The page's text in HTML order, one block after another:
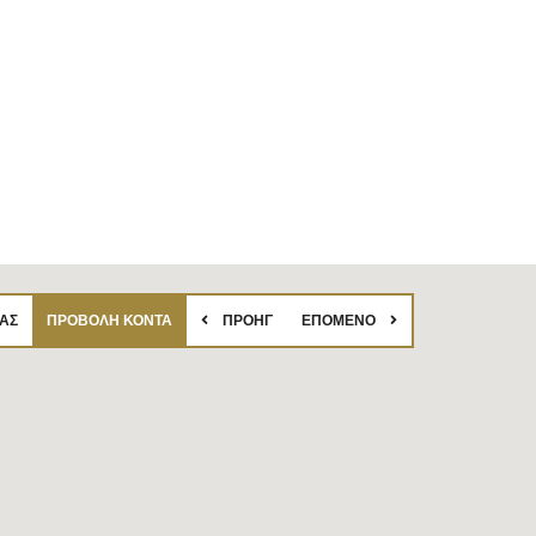
ΠΡΟΒΟΛΉ ΚΟΝΤΆ ΠΡΟΗΓ ΕΠΌΜΕΝΟ